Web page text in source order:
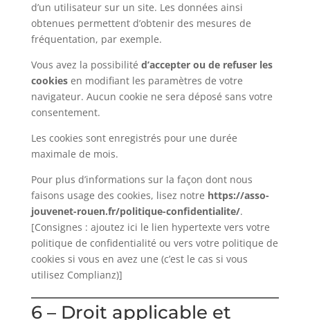
d’un utilisateur sur un site. Les données ainsi
obtenues permettent d’obtenir des mesures de
fréquentation, par exemple.
Vous avez la possibilité d’accepter ou de refuser les
cookiesen modifiant les paramètres de votre
navigateur. Aucun cookie ne sera déposé sans votre
consentement.
Les cookies sont enregistrés pour une durée
maximale de mois.
Pour plus d’informations sur la façon dont nous
faisons usage des cookies, lisez notre https://asso-
jouvenet-rouen.fr/politique-confidentialite/.
[Consignes : ajoutez ici le lien hypertexte vers votre
politique de confidentialité ou vers votre politique de
cookies si vous en avez une (c’est le cas si vous
utilisez Complianz)]
6 – Droit applicable et